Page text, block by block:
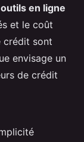
en ligne
et le coût
crédit sont
envisage un
de crédit